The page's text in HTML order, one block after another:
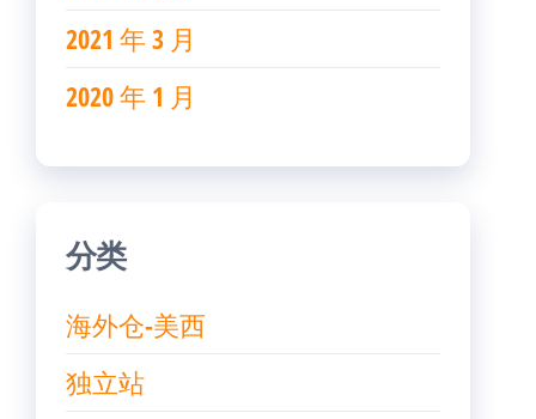
2021 年 3 月
2020 年 1 月
分类
海外仓-美西
独立站